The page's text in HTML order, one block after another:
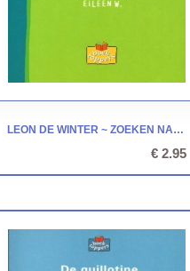
LEON DE WINTER ~ ZOEKEN NAAR EILEEN W.
€ 2.95